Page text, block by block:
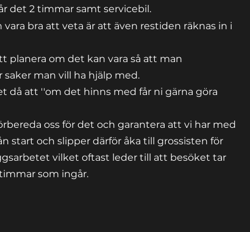
det 2 timmar samt servicebil.
bra att veta är att även restiden räknas in i
planera om det kan vara så att man
saker man vill ha hjälp med.
då att ''om det hinns med får ni gärna göra
oss för det och garantera att vi har med
start och slipper därför åka till grossisten för
vilket oftast leder till att besöket tar
som ingår.